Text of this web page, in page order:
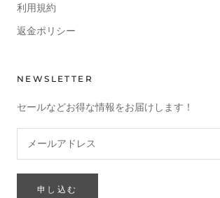
利用規約
返金ポリシー
NEWSLETTER
セールなどお得な情報をお届けします！
申し込む